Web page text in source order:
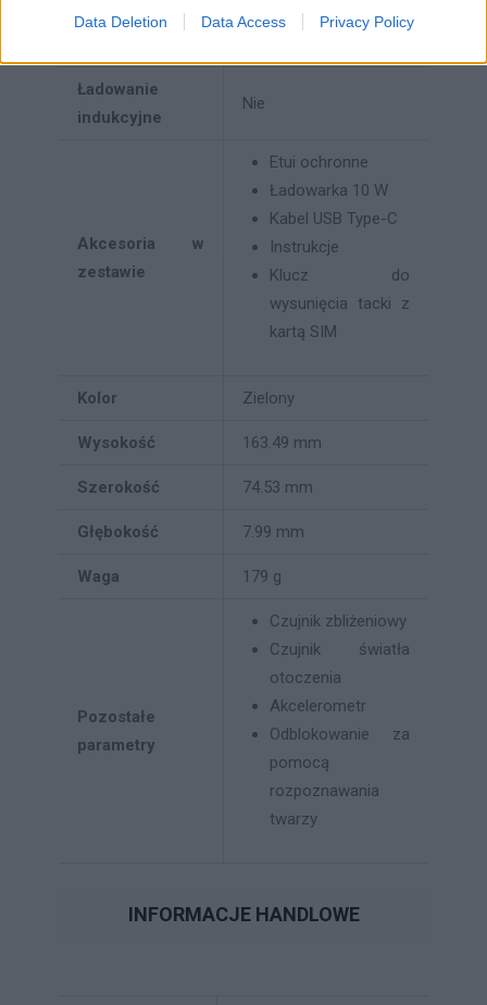
Data Deletion Data Access Privacy Policy
Ładowanie
indukcyjne
Nie
Akcesoria w
zestawie
Etui ochronne
Ładowarka 10 W
Kabel USB Type-C
Instrukcje
Klucz do
wysunięcia tacki z
kartą SIM
Kolor Zielony
Wysokość 163.49 mm
Szerokość 74.53 mm
Głębokość 7.99 mm
Waga 179 g
Pozostałe
parametry
Czujnik zbliżeniowy
Czujnik światła
otoczenia
Akcelerometr
Odblokowanie za
pomocą
rozpoznawania
twarzy
INFORMACJE HANDLOWE